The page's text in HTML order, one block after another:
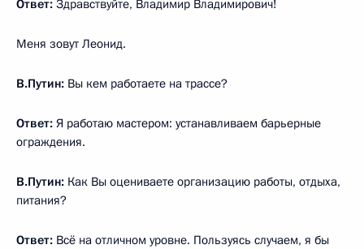
Ответ: Здравствуйте, Владимир Владимирович!
Меня зовут Леонид.
В.Путин: Вы кем работаете на трассе?
Ответ: Я работаю мастером: устанавливаем барьерные
ограждения.
В.Путин: Как Вы оцениваете организацию работы, отдыха,
питания?
Ответ: Всё на отличном уровне. Пользуясь случаем, я бы